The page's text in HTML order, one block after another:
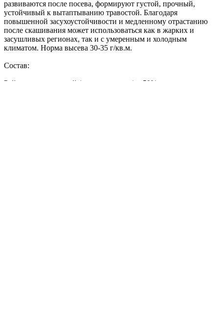
развиваются после посева, формируют густой, прочный,
устойчивый к вытаптыванию травостой. Благодаря
повышенной засухоустойчивости и медленному отрастанию
после скашивания может использоваться как в жарких и
засушливых регионах, так и с умеренным и холодным
климатом. Норма высева 30-35 г/кв.м.
Состав:
Райграс многолетний (грассландс нуи) – 50%